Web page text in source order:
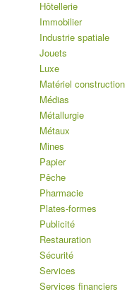
Hôtellerie
Immobilier
Industrie spatiale
Jouets
Luxe
Matériel construction
Médias
Métallurgie
Métaux
Mines
Papier
Pêche
Pharmacie
Plates-formes
Publicité
Restauration
Sécurité
Services
Services financiers